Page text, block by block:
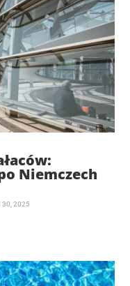
Niemczech
30, 2025